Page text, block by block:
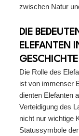
zwischen Natur
DIE
ELEFANTEN
GESCHICHTE
Die Rolle des
ist von immenser
dienten Elefanten
Verteidigung des
nicht nur wichtige
Statussymbole